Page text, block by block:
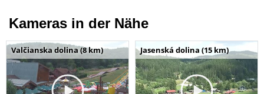
Kameras in der Nähe
Valčianska dolina (8 km) Jasenská dolina (15 km)